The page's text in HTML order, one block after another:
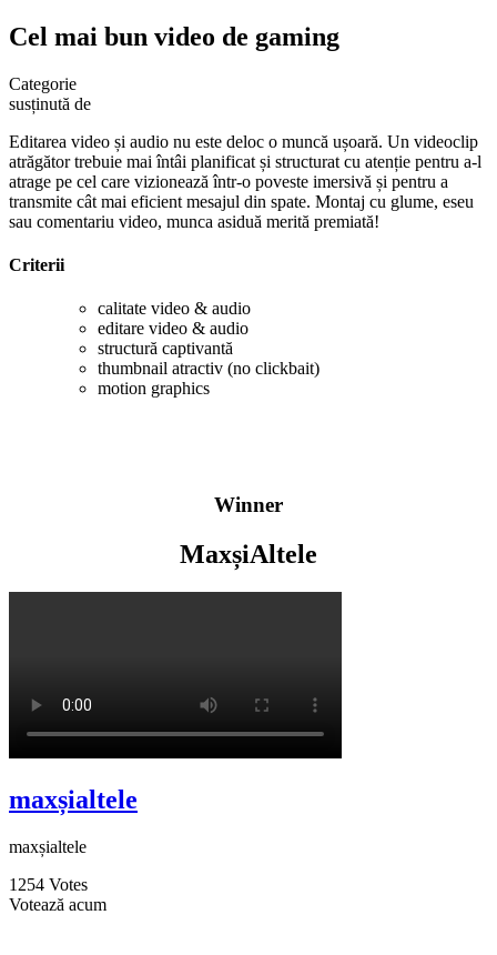
Cel mai bun video de gaming
Categorie
susținută de
Editarea video și audio nu este deloc o muncă ușoară. Un videoclip
atrăgător trebuie mai întâi planificat și structurat cu atenție pentru a-l
atrage pe cel care vizionează într-o poveste imersivă și pentru a
transmite cât mai eficient mesajul din spate. Montaj cu glume, eseu
sau comentariu video, munca asiduă merită premiată!
Criterii
calitate video & audio
editare video & audio
structură captivantă
thumbnail atractiv (no clickbait)
motion graphics
Winner
MaxșiAltele
maxșialtele
maxșialtele
1254 Votes
Votează acum